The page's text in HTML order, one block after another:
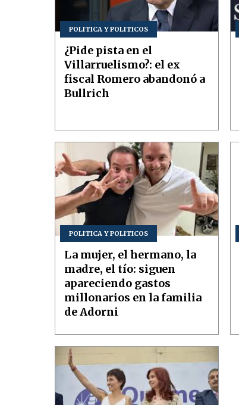
POLITICA Y POLITICOS
¿Pide pista en el
Villarruelismo?: el ex
fiscal Romero abandonó a
Bullrich
POLITICA Y POLITICOS
La mujer, el hermano, la
madre, el tío: siguen
apareciendo gastos
millonarios en la familia
de Adorni